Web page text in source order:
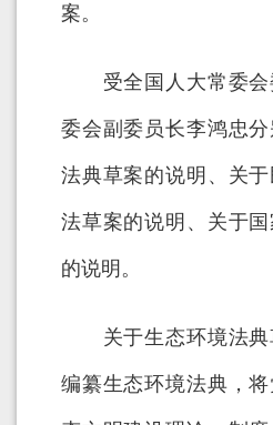
案。
受全国人大常委会
委会副委员长李鸿忠
法典草案的说明、关
法草案的说明、关于
的说明。
关于生态环境法典
编纂生态环境法典，